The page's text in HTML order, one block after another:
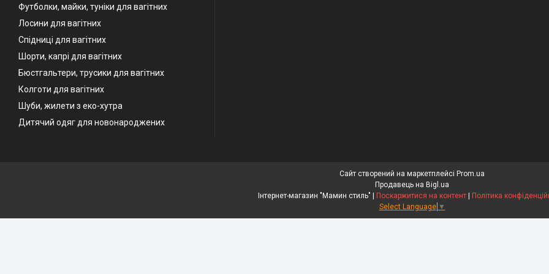
Футболки, майки, туніки для вагітних
Лосини для вагітних
Спідниці для вагітних
Шорти, капрі для вагітних
Бюстгальтери, трусики для вагітних
Колготи для вагітних
Шуби, жилети з еко-хутра
Дитячий одяг для новонароджених
Сайт створений на маркетплейсі Prom.ua
Продавець на Bigl.ua
Інтернет-магазин "Мамин стиль" | Поскаржитися на контент | Політика
Select Language ▼